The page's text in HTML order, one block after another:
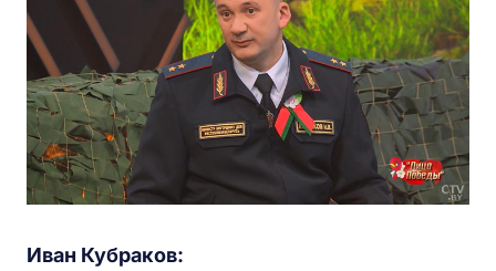
Иван Кубраков: